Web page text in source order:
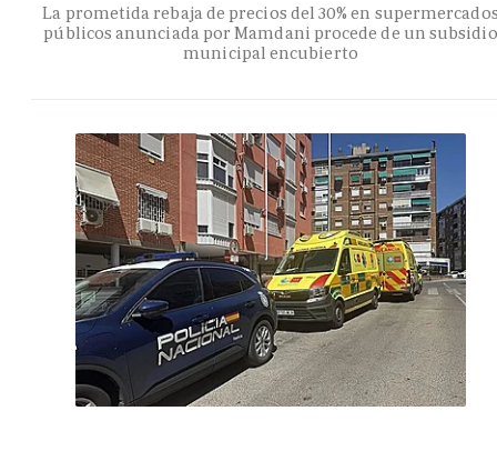
La prometida rebaja de precios del 30% en
públicos anunciada por Mamdani procede de un subsidio
municipal encubierto